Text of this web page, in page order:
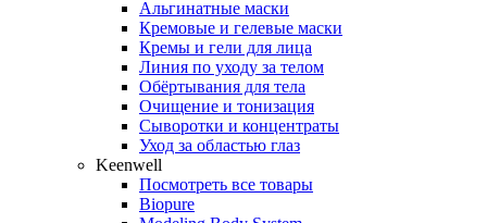
Альгинатные маски
Кремовые и гелевые маски
Кремы и гели для лица
Линия по уходу за телом
Обёртывания для тела
Очищение и тонизация
Сыворотки и концентраты
Уход за областью глаз
Keenwell
Посмотреть все товары
Biopure